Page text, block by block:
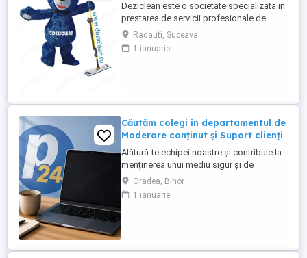
Deziclean este o societate specializata in
prestarea de servicii profesionale de
curatenie. Compania noastra asigura
servicii de curatenie in aproape toate
orasele mari din România. Angajam agenti
Radauti, Suceava
1 ianuarie
Căutăm colegi în departamentul de
Moderare conținut și Suport clienți
Alătură-te echipei noastre și contribuie la
menținerea unui mediu sigur și de
încredere pe platformele noastre de
anunțuri din România, Germania și
Ungaria. În funcție de experiența și
Oradea, Bihor
1 ianuarie